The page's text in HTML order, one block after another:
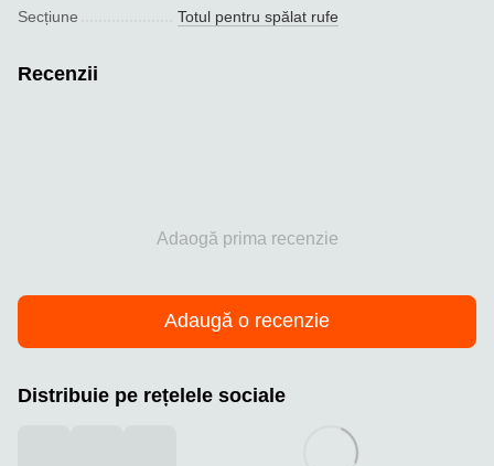
Seсțiune Totul pentru spălat rufe
Recenzii
Adaogă prima recenzie
Adaugă o recenzie
Distribuie pe rețelele sociale